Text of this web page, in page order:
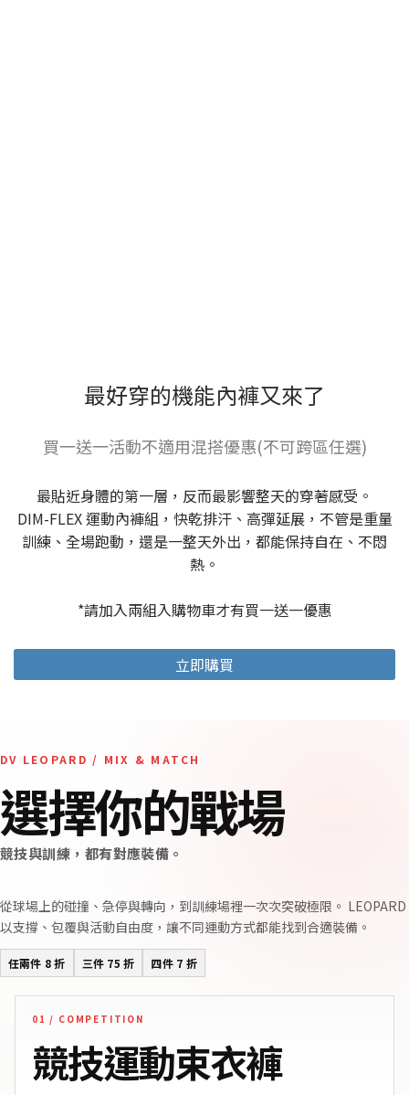
最好穿的機能內褲又來了
買一送一活動不適用混搭優惠(不可跨區任選)
最貼近身體的第一層，反而最影響整天的穿著感受。
DIM-FLEX 運動內褲組，快乾排汗、高彈延展，不管是重量
訓練、全場跑動，還是一整天外出，都能保持自在、不悶
熱。
*請加入兩組入購物車才有買一送一優惠
立即購買
DV LEOPARD / MIX & MATCH
選擇你的戰場
競技與訓練，都有對應裝備。
從球場上的碰撞、急停與轉向，到訓練場裡一次次突破極限。 LEOPARD
以支撐、包覆與活動自由度，讓不同運動方式都能找到合適裝備。
任兩件 8 折 三件 75 折 四件 7 折
01 / COMPETITION
競技運動束衣褲